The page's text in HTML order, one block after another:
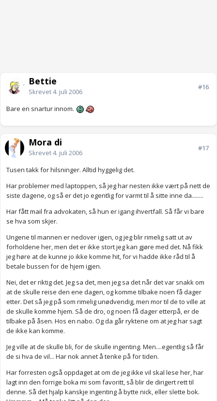
Bettie
Skrevet4. juli 2006
#16
Bare en snartur innom.
Mora di
Skrevet4. juli 2006
#17
Tusen takk for hilsninger. Alltid hyggelig det.
Har problemer med laptoppen, så jeg har nesten ikke vært på nett de
siste dagene, og så er det jo egentlig for varmt til å sitte inne da........
Har fått mail fra advokaten, så hun er igang ihvertfall. Så får vi bare
se hva som skjer.
Ungene til mannen er nedover igjen, og jeg blir rimelig satt ut av
forholdene her, men det er ikke stort jeg kan gjøre med det. Nå fikk
jeg høre at de kunne jo ikke komme hit, for vi hadde ikke råd til å
betale bussen for de hjem igjen.
Nei, det er riktig det. Jeg sa det, men jeg sa det når det var snakk om
at de skulle reise den ene dagen, og komme tilbake noen få dager
etter. Det så jeg på som rimelig unødvendig, men mor til de to ville at
de skulle komme hjem. Så de dro, og noen få dager etterpå, er de
tilbake på åsen. Hos en nabo. Og da går ryktene om at jeg har sagt
de ikke kan komme.
Jeg ville at de skulle bli, for de skulle ingenting. Men....egentlig så får
de si hva de vil... Har nok annet å tenke på for tiden.
Har forresten også oppdaget at om de jeg ikke vil skal lese her, har
lagt inn den forrige boka mi som favoritt, så blir de dirigert rett til
denne. Så det hjalp kanskje ingenting å bytte nick, eller slette bok.